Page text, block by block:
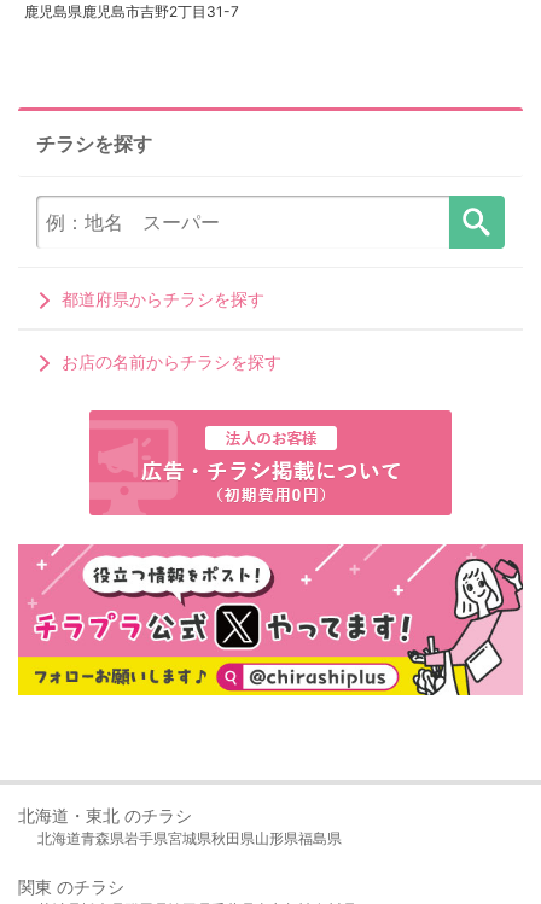
鹿児島県鹿児島市吉野2丁目31-7
チラシを探す
都道府県からチラシを探す
お店の名前からチラシを探す
北海道・東北 のチラシ
北海道青森県岩手県宮城県秋田県山形県福島県
関東 のチラシ